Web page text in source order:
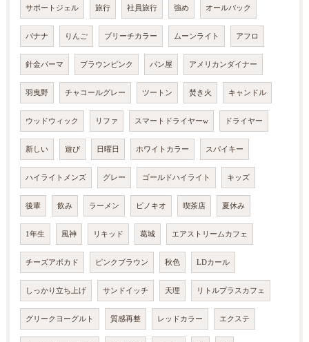
サポートジェル 旅行 社員旅行 強め オールバック
バナナ りんご ブリーチカラー ムーンライト アフロ
針金パーマ ブラウンピンク パン屋 アメリカンダイナー
羽曳野 チャコールグレー ツートン 焚き火 キャンドル
ウッドウィック リファ スマートドライヤーw ドライヤー
新しい 遊び 日曜日 ホワイトカラー スパイキー
ハイライトメンズ グレー ゴールドハイライト キッズ
後輩 飲み ラーメン ピノキオ 喫茶店 夏休み
1年生 風神 リキッド 葛城 エアストリームカフェ
チーズアボカド ピンクブラウン 秋色 LDカール
しっかり立ち上げ サンドイッチ 天理 リトルプラスカフェ
グリークヨーグルト 質感再整 レッドカラー エクステ